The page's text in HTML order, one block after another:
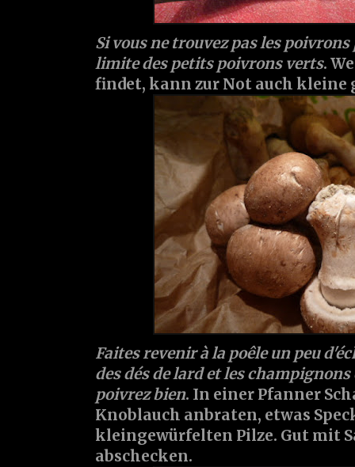
Si vous ne trouvez pas les
limite des petits poivrons verts.
findet, kann zur Not auch kleine
Faites revenir à la poêle un peu
des dés de lard et les champignons
poivrez bien. In einer Pfanner
Knoblauch anbraten, etwas
kleingewürfelten Pilze. Gut mit
abschecken.